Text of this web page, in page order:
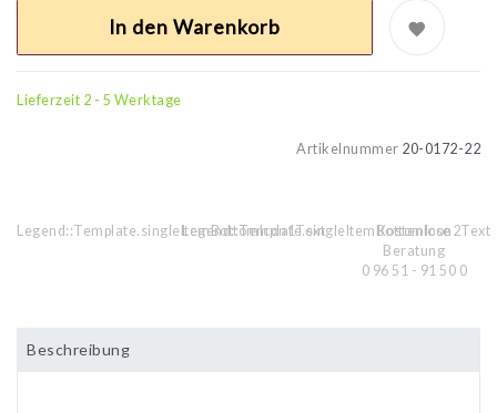
In den Warenkorb
Lieferzeit 2 - 5 Werktage
Artikelnummer 20-0172-22
Legend::Template.singleItemBottomIcon1TextLegend::Template.singleItemBottomIcon2Text
Kostenlose
Beratung
0 96 51 - 91 50 0
Beschreibung